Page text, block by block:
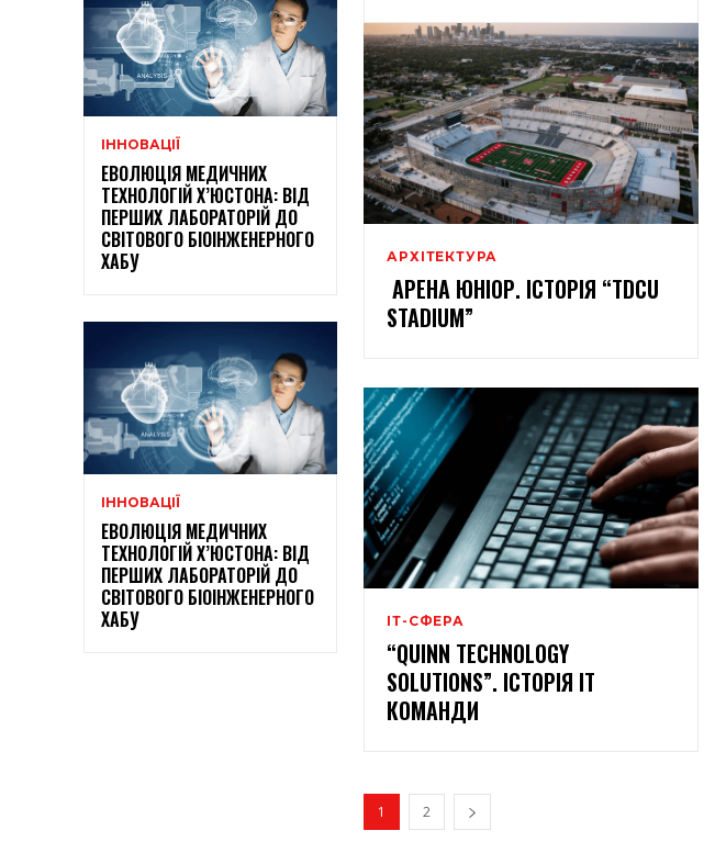
ІННОВАЦІЇ
ЕВОЛЮЦІЯ МЕДИЧНИХ
ТЕХНОЛОГІЙ Х’ЮСТОНА: ВІД
ПЕРШИХ ЛАБОРАТОРІЙ ДО
СВІТОВОГО БІОІНЖЕНЕРНОГО
ХАБУ
ІННОВАЦІЇ
ЕВОЛЮЦІЯ МЕДИЧНИХ
ТЕХНОЛОГІЙ Х’ЮСТОНА: ВІД
ПЕРШИХ ЛАБОРАТОРІЙ ДО
СВІТОВОГО БІОІНЖЕНЕРНОГО
ХАБУ
АРХІТЕКТУРА
АРЕНА ЮНІОР. ІСТОРІЯ “TDCU
STADIUM”
ІТ-СФЕРА
“QUINN TECHNOLOGY
SOLUTIONS”. ІСТОРІЯ IT
КОМАНДИ
1 2